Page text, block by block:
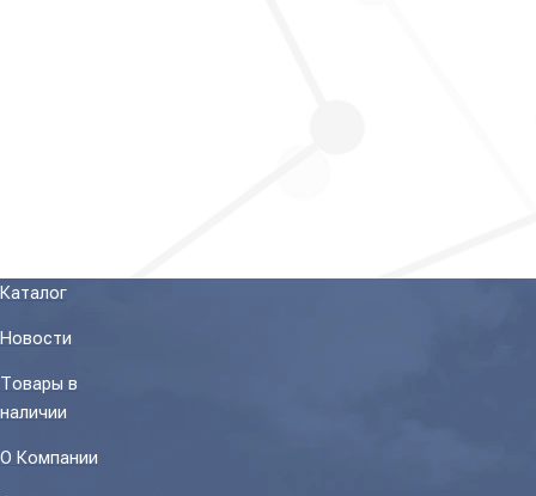
Каталог
Новости
Товары в
наличии
О Компании